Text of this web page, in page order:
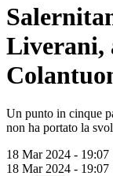
Liverani,
Un punto in cinque
non ha portato la
18 Mar 2024 - 19:07
18 Mar 2024 - 19:07